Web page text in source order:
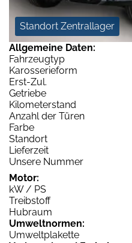
Standort Zentrallager
Allgemeine Daten:
Fahrzeugtyp
Karosserieform
Erst-Zul.
Getriebe
Kilometerstand
Anzahl der Türen
Farbe
Standort
Lieferzeit
Unsere Nummer
Motor:
kW / PS
Treibstoff
Hubraum
Umweltnormen:
Umweltplakette